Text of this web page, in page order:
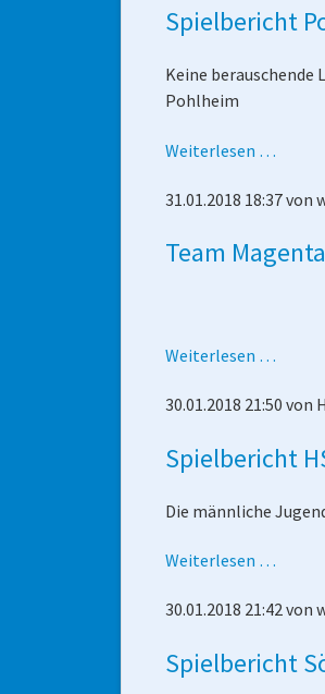
Spielbericht
Keine
Pohlheim
Weiterlesen …
-
1
31.01.2018 18:37von
Team
Weiterlesen …
zu
beim
30.01.2018 21:50 von
Spielbericht
Die männliche
Weiterlesen …
30.01.2018 21:42von
Spielbericht